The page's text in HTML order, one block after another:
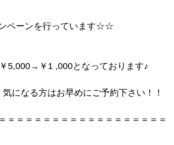
ペーンを行っています☆☆
5,000→￥1 ,000となっております♪
になる方はお早めにご予約下さい！！
＝＝＝＝＝＝＝＝＝＝＝＝＝＝＝＝＝＝